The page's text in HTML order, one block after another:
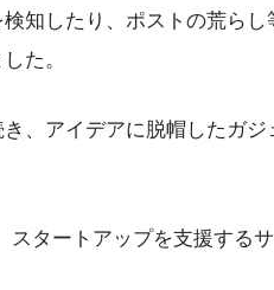
知したり、ポストの荒ら
た。
、アイデアに脱帽したガジ
タートアップを支援する